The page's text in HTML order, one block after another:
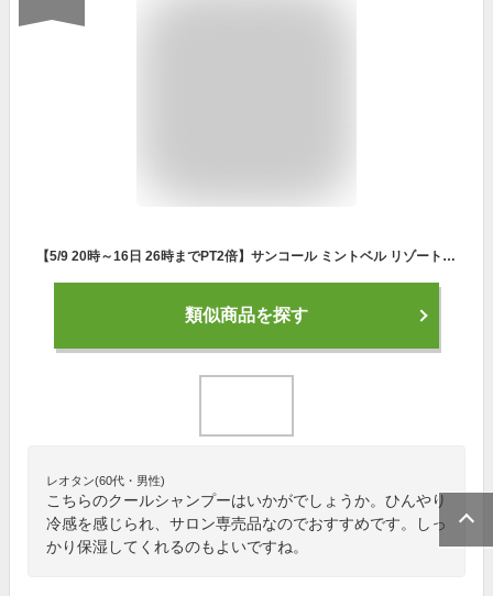
【5/9 20時～16日 26時までPT2倍】サンコール ミントベル リゾートイエロー シャンプー 275ml ヘアシャンプー ミントシャンプー クールシャンプー 涼感 冷感 ひんやり 保湿 ツボクサ うるおい cica 頭皮 臭い 女性 クール メントール メンズ サロン専売品 美容院 美容室専売
類似商品を探す
レオタン(60代・男性)
こちらのクールシャンプーはいかがでしょうか。ひんやり
冷感を感じられ、サロン専売品なのでおすすめです。しっ
かり保湿してくれるのもよいですね。